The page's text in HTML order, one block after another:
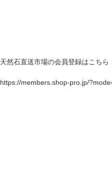
天然石直送市場の会員登録はこちら
https://members.shop-pro.jp/